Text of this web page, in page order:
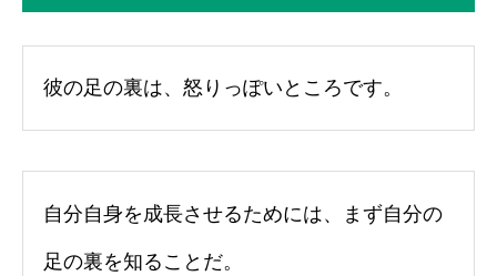
彼の足の裏は、怒りっぽいところです。
自分自身を成長させるためには、まず自分の
足の裏を知ることだ。